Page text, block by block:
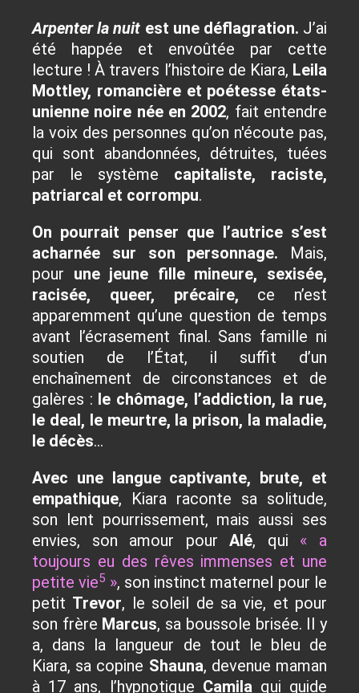
Arpenter la nuit est une déflagration. J’ai
été happée et envoûtée par cette
lecture ! À travers l’histoire de Kiara, Leila
Mottley, romancière et poétesse états-
unienne noire née en 2002, fait entendre
la voix des personnes qu’on n'écoute pas,
qui sont abandonnées, détruites, tuées
par le système capitaliste, raciste,
patriarcal et corrompu.
On pourrait penser que l’autrice s’est
acharnée sur son personnage. Mais,
pour une jeune fille mineure, sexisée,
racisée, queer, précaire, ce n’est
apparemment qu’une question de temps
avant l’écrasement final. Sans famille ni
soutien de l’État, il suffit d’un
enchaînement de circonstances et de
galères : le chômage, l’addiction, la rue,
le deal, le meurtre, la prison, la maladie,
le décès…
Avec une langue captivante, brute, et
empathique,
Kiara raconte sa solitude,
son lent pourrissement, mais aussi ses
envies, son amour pourAlé, qui « a
toujours eu des rêves immenses et une
petite vie5 », son instinct maternel pour le
petit Trevor, le soleil de sa vie, et pour
son frère Marcus, sa boussole brisée. Il y
a, dans la langueur de tout le bleu de
Kiara, sa copine Shauna, devenue maman
à 17 ans, l’hypnotique Camila qui guide